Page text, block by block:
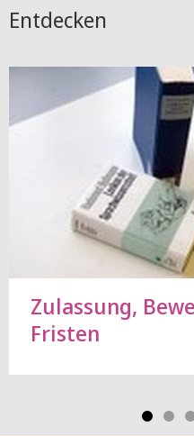
Entdecken
Zulassung,
Fristen